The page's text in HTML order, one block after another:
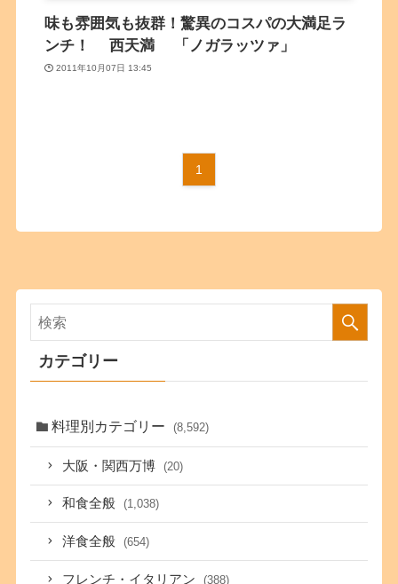
味も雰囲気も抜群！驚異のコスパの大満足ラ
ンチ！ 西天満 「ノガラッツァ」
2011年10月07日 13:45
1
カテゴリー
料理別カテゴリー (8,592)
大阪・関西万博 (20)
和食全般 (1,038)
洋食全般 (654)
フレンチ・イタリアン (388)